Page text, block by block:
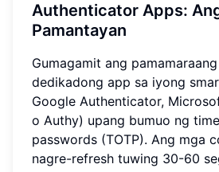
Authenticator Apps:
Pamantayan
Gumagamit ang
dedikadong app sa iyong
Google Authenticator,
o Authy) upang bumuo ng
passwords (TOTP). Ang mga
nagre-refresh tuwing 30-60